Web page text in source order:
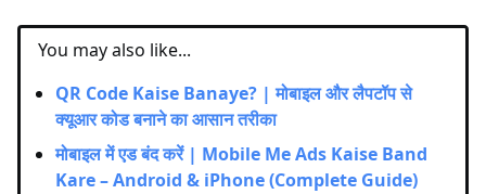
You may also like...
QR Code Kaise Banaye? | मोबाइल और लैपटॉप से
क्यूआर कोड बनाने का आसान तरीका
मोबाइल में एड बंद करें | Mobile Me Ads Kaise Band
Kare – Android & iPhone (Complete Guide)